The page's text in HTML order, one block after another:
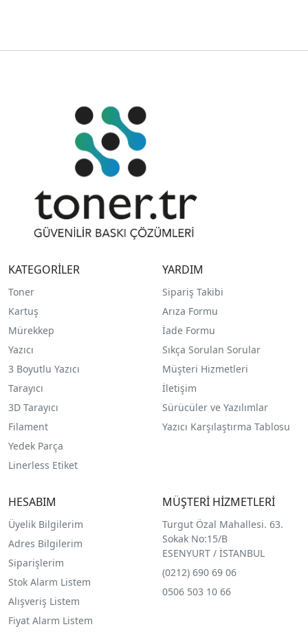
KATEGORİLER
Toner
Kartuş
Mürekkep
Yazıcı
3 Boyutlu Yazıcı
Tarayıcı
3D Tarayıcı
Filament
Yedek Parça
Linerless Etiket
YARDIM
Sipariş Takibi
Arıza Formu
İade Formu
Sıkça Sorulan Sorular
Müşteri Hizmetleri
İletişim
Sürücüler ve Yazılımlar
Yazıcı Karşılaştırma Tablosu
HESABIM
Üyelik Bilgilerim
Adres Bilgilerim
Siparişlerim
Stok Alarm Listem
Alışveriş Listem
Fiyat Alarm Listem
MÜŞTERİ HİZMETLERİ
Turgut Özal Mahallesi. 63.
Sokak No:15/B
ESENYURT / İSTANBUL
(0212) 690 69 06
0506 503 10 66